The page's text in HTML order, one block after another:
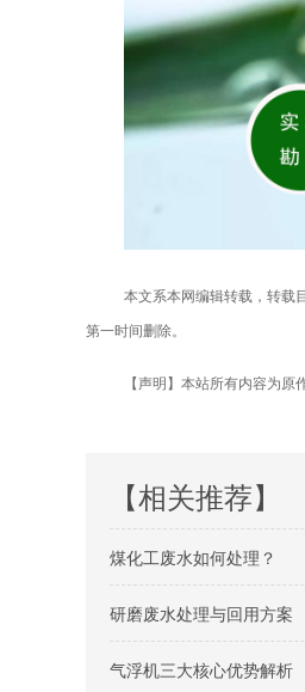
本文系本网编辑转载，转载
第一时间删除。
【声明】本站所有内容为
【相关推荐】
煤化工废水如何处理？
研磨废水处理与回用方案
气浮机三大核心优势解析